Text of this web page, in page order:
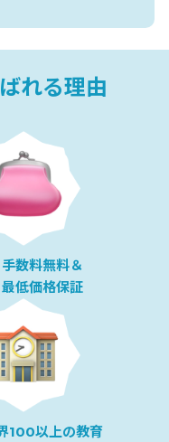
れる理由
手数料無料＆
最低価格保証
100以上の教育